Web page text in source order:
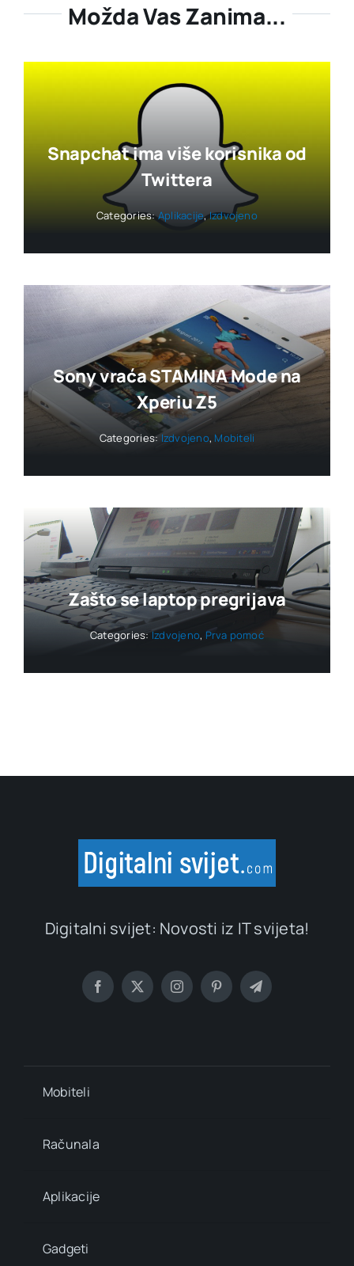
Možda Vas Zanima...
Snapchat ima više korisnika od
Twittera
Categories:Aplikacije,Izdvojeno
Sony vraća STAMINA Mode na
Xperiu Z5
Categories:Izdvojeno, Mobiteli
Zašto se laptop pregrijava
Categories:Izdvojeno, Prva pomoć
Digitalni svijet: Novosti iz IT svijeta!
Mobiteli
Računala
Aplikacije
Gadgeti